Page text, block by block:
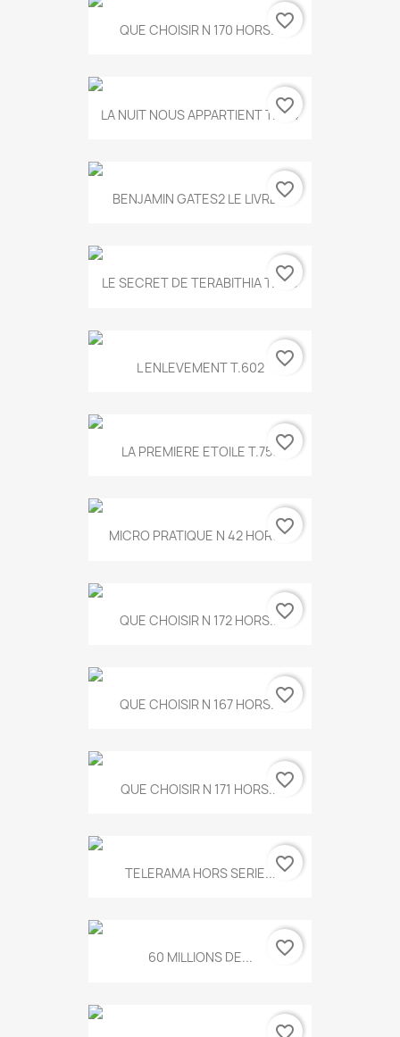
QUE CHOISIR N 170 HORS...favorite_border
LA NUIT NOUS APPARTIENT T.634
favorite_border
BENJAMIN GATES2 LE LIVRE...
favorite_border
LE SECRET DE TERABITHIA T.560
favorite_border
L ENLEVEMENT T.602 favorite_border
LA PREMIERE ETOILE T.755favorite_border
MICRO PRATIQUE N 42 HORS...
favorite_border
QUE CHOISIR N 172 HORS...favorite_border
QUE CHOISIR N 167 HORS...favorite_border
QUE CHOISIR N 171 HORS...favorite_border
TELERAMA HORS SERIE...favorite_border
60 MILLIONS DE... favorite_border
favorite_border